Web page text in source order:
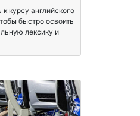
курсу английского
быстро освоить
лексику и